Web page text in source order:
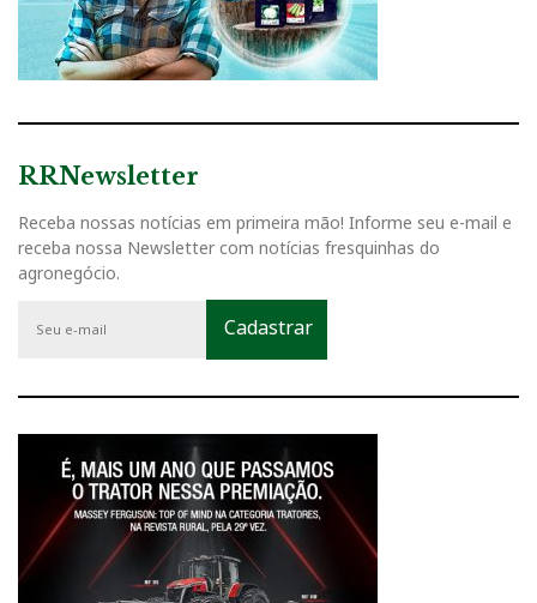
RRNewsletter
Receba nossas notícias em primeira mão! Informe seu e-mail e
receba nossa Newsletter com notícias fresquinhas do
agronegócio.